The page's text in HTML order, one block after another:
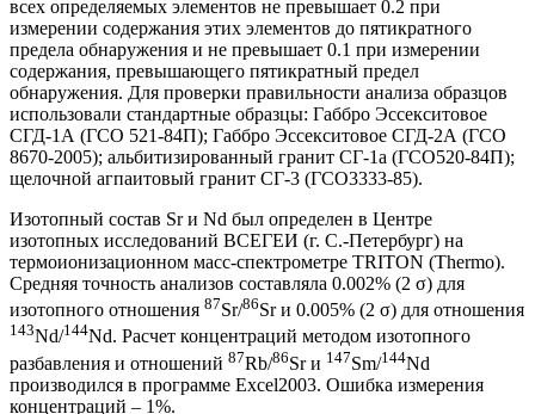
всех определяемых элементов не превышает 0.2 при
измерении содержания этих элементов до пятикратного
предела обнаружения и не превышает 0.1 при измерении
содержания, превышающего пятикратный предел
обнаружения. Для проверки правильности анализа образцов
использовали стандартные образцы: Габбро Эссекситовое
СГД-1А (ГСО 521-84П); Габбро Эссекситовое СГД-2А (ГСО
8670-2005); альбитизированный гранит СГ-1а (ГСО520-84П);
щелочной агпаитовый гранит СГ-3 (ГСО3333-85).
Изотопный состав Sr и Nd был определен в Центре
изотопных исследований ВСЕГЕИ (г. С.-Петербург) на
термоионизационном масс-спектрометре TRITON (Thermo).
Средняя точность анализов составляла 0.002% (2 σ) для
изотопного отношения 87Sr/86Sr и 0.005% (2 σ) для отношения
143Nd/144Nd. Расчет концентраций методом изотопного
разбавления и отношений 87Rb/86Sr и 147Sm/144Nd
производился в программе Excel2003. Ошибка измерения
концентраций – 1%.